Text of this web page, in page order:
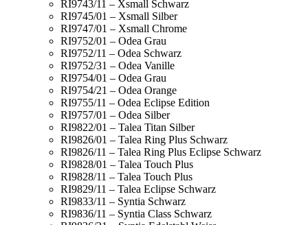
RI9743/11 – Xsmall Schwarz
RI9745/01 – Xsmall Silber
RI9747/01 – Xsmall Chrome
RI9752/01 – Odea Grau
RI9752/11 – Odea Schwarz
RI9752/31 – Odea Vanille
RI9754/01 – Odea Grau
RI9754/21 – Odea Orange
RI9755/11 – Odea Eclipse Edition
RI9757/01 – Odea Silber
RI9822/01 – Talea Titan Silber
RI9826/01 – Talea Ring Plus Schwarz
RI9826/11 – Talea Ring Plus Eclipse Schwarz
RI9828/01 – Talea Touch Plus
RI9828/11 – Talea Touch Plus
RI9829/11 – Talea Eclipse Schwarz
RI9833/11 – Syntia Schwarz
RI9836/11 – Syntia Class Schwarz